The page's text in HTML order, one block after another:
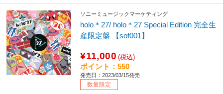
ソニーミュージックマーケティング
holo＊27/ holo＊27 Special Edition 完全生
産限定盤 【sof001】
¥11,000 (税込)
ポイント：550
発売日：2023/03/15発売
数量限定